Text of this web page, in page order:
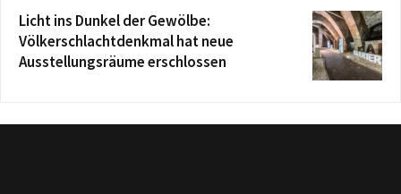
Licht ins Dunkel der Gewölbe:
Völkerschlachtdenkmal hat neue
Ausstellungsräume erschlossen